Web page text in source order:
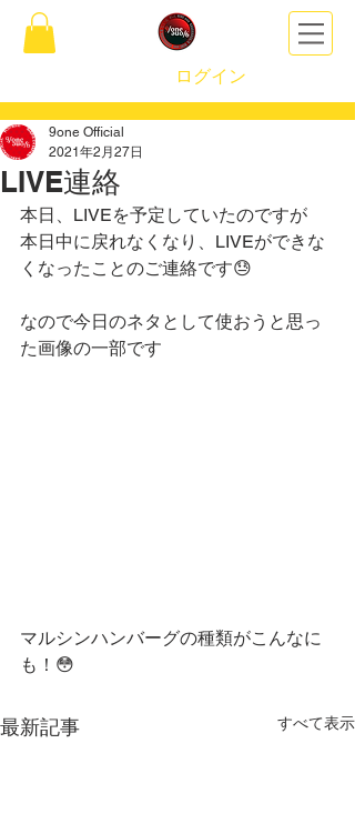
ログイン
LIVE連絡
9one Official
2021年2月27日
本日、LIVEを予定していたのですが
本日中に戻れなくなり、LIVEができな
くなったことのご連絡です😓
なので今日のネタとして使おうと思っ
た画像の一部です
マルシンハンバーグの種類がこんなに
も！😳
最新記事 すべて表示